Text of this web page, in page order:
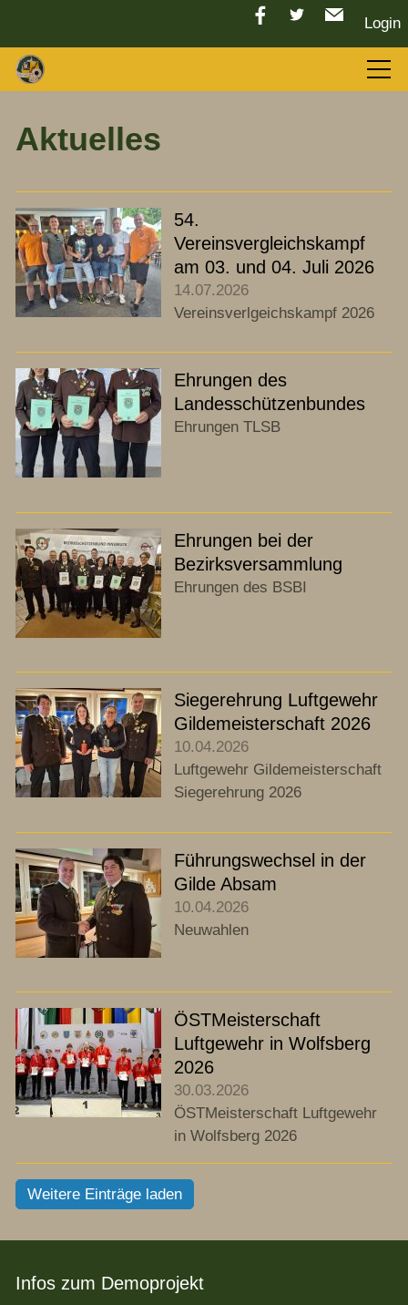
Login
LGC 2026
Sport
Tradition
Vorstand
Chronik
Archiv
Aktuelles
54.
Vereinsvergleichskampf
am 03. und 04. Juli 2026
14.07.2026
Vereinsverlgeichskampf 2026
Ehrungen des
Landesschützenbundes
Ehrungen TLSB
Ehrungen bei der
Bezirksversammlung
Ehrungen des BSBI
Siegerehrung Luftgewehr
Gildemeisterschaft 2026
10.04.2026
Luftgewehr Gildemeisterschaft
Siegerehrung 2026
Führungswechsel in der
Gilde Absam
10.04.2026
Neuwahlen
ÖSTMeisterschaft
Luftgewehr in Wolfsberg
2026
30.03.2026
ÖSTMeisterschaft Luftgewehr
in Wolfsberg 2026
Weitere Einträge laden
Infos zum Demoprojekt